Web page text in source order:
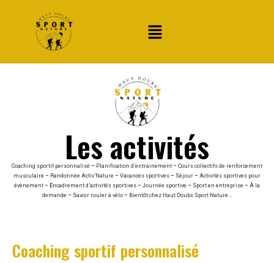
Les activités
Coaching sportif personnalisé – Planification d’entrainement – Cours collectifs de renforcement
musculaire – Randonnée Activ’Nature – Vacances sportives – Séjour – Activités sportives pour
évènement – Encadrement d’activités sportives – Journée sportive – Sport en entreprise – À la
demande – Savoir rouler à vélo – Bientôt chez Haut Doubs Sport Nature…
Coaching sportif personnalisé